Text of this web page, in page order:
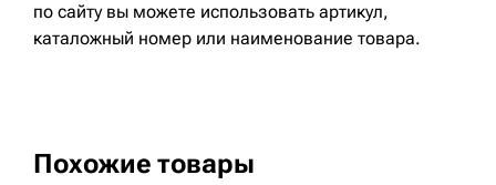
по сайту вы можете использовать артикул,
каталожный номер или наименование товара.
Похожие товары